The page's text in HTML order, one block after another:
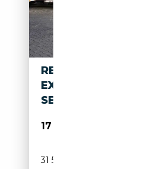
RENAULT KANGOO
EXTRA (OPEN
17 900€
31 500 km